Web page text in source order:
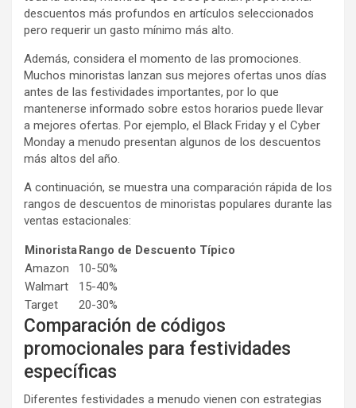
descuentos más profundos en artículos seleccionados
pero requerir un gasto mínimo más alto.
Además, considera el momento de las promociones.
Muchos minoristas lanzan sus mejores ofertas unos días
antes de las festividades importantes, por lo que
mantenerse informado sobre estos horarios puede llevar
a mejores ofertas. Por ejemplo, el Black Friday y el Cyber
Monday a menudo presentan algunos de los descuentos
más altos del año.
A continuación, se muestra una comparación rápida de los
rangos de descuentos de minoristas populares durante las
ventas estacionales:
MinoristaRango de Descuento Típico
Amazon
10-50%
Walmart
15-40%
Target
20-30%
Comparación de códigos
promocionales para festividades
específicas
Diferentes festividades a menudo vienen con estrategias